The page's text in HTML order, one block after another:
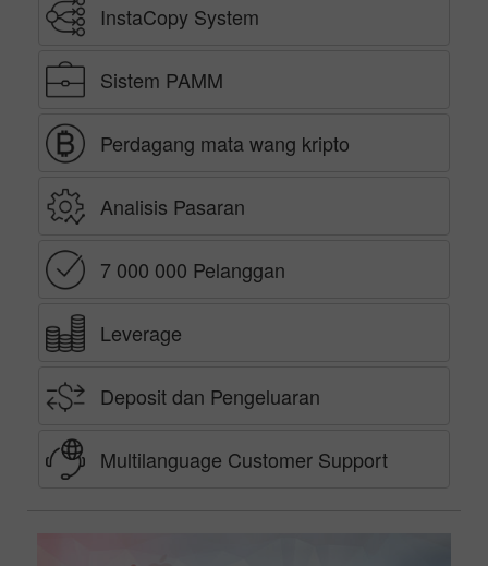
InstaCopy System
Sistem PAMM
Perdagang mata wang kripto
Analisis Pasaran
7 000 000 Pelanggan
Leverage
Deposit dan Pengeluaran
Multilanguage Customer Support